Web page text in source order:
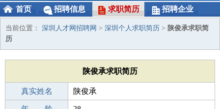
首页 招聘信息 求职简历 招聘企业
当前位置： 深圳人才网招聘网 > 深圳个人求职简历 > 陕俊承求职简
历
陕俊承求职简历
真实姓名 陕俊承